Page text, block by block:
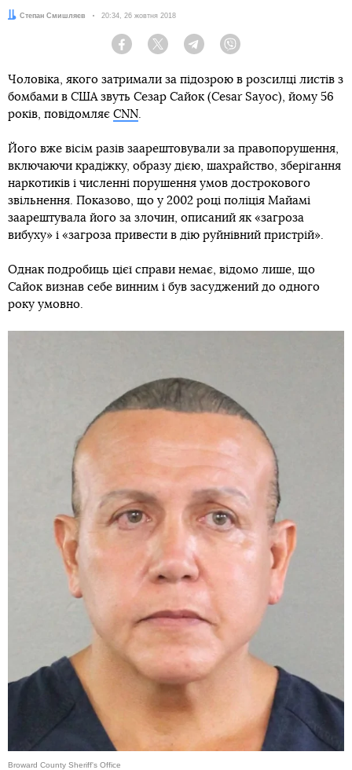
Автор:
Степан Смишляєв Дата:
20:34, 26 жовтня 2018
Facebook Twitter Telegram
Чоловіка, якого затримали за підозрою в розсилці листів з
бомбами в США звуть Сезар Сайок (Cesar Sayoc), йому 56
років, повідомляє CNN.
Його вже вісім разів заарештовували за правопорушення,
включаючи крадіжку, образу дією, шахрайство, зберігання
наркотиків і численні порушення умов дострокового
звільнення. Показово, що у 2002 році поліція Майамі
заарештувала його за злочин, описаний як «загроза
вибуху» і «загроза привести в дію руйнівний пристрій».
Однак подробиць цієї справи немає, відомо лише, що
Сайок визнав себе винним і був засуджений до одного
року умовно.
Broward County Sheriff's Office